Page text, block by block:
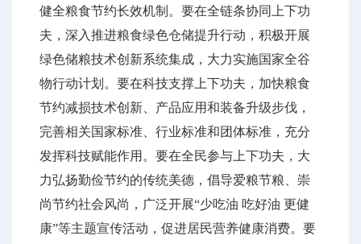
健全粮食节约长效机制。要在全链条协同上下功
夫，深入推进粮食绿色仓储提升行动，积极开展
绿色储粮技术创新系统集成，大力实施国家全谷
物行动计划。要在科技支撑上下功夫，加快粮食
节约减损技术创新、产品应用和装备升级步伐，
完善相关国家标准、行业标准和团体标准，充分
发挥科技赋能作用。要在全民参与上下功夫，大
力弘扬勤俭节约的传统美德，倡导爱粮节粮、崇
尚节约社会风尚，广泛开展“少吃油 吃好油 更健
康”等主题宣传活动，促进居民营养健康消费。要